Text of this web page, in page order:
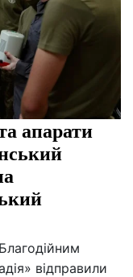
апарати
відправили